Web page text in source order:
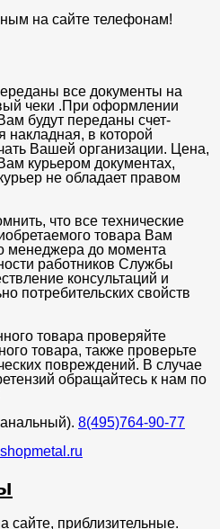
на сайте телефонам!
все документы на
чеки .При оформлении
будут переданы счет-
накладная, в которой
Вашей организации. Цена,
курьером документах,
не обладает правом
что все технические
товара Вам
менеджера до момента
работников Службы
консультаций и
потребительских свойств
товара проверяйте
товара, также проверьте
повреждений. В случае
обращайтесь к нам по
8(495)764-90-77
сайте, приблизительные.